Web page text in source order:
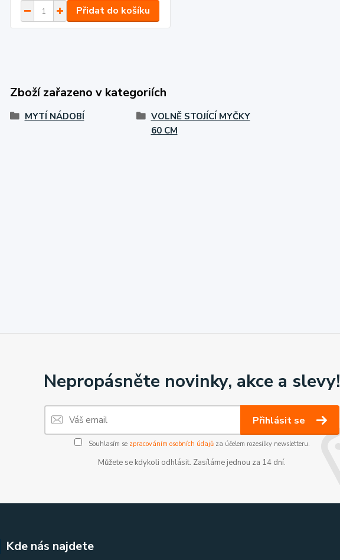
Přidat do košíku
Zboží zařazeno v kategoriích
MYTÍ NÁDOBÍ
VOLNĚ STOJÍCÍ MYČKY
60 CM
Nepropásněte novinky, akce a slevy!
Přihlásit se
Souhlasím se zpracováním osobních údajůza účelem rozesílky newsletteru.
Můžete se kdykoli odhlásit. Zasíláme jednou za 14 dní.
Kde nás najdete